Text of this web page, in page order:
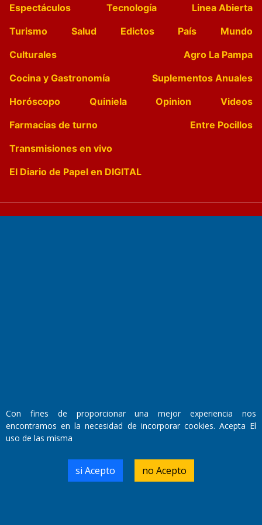
Espectáculos
Tecnología
Linea Abierta
Turismo
Salud Edictos País
Mundo
Culturales
Agro La Pampa
Cocina y Gastronomía
Suplementos Anuales
Horóscopo
Quiniela Opinion
Videos
Farmacias de turno
Entre Pocillos
Transmisiones en vivo
El Diario de Papel en DIGITAL
Domicilio Legal: José Ingenieros 855,
Número de Registro DNDA:
RL-2019-55551274-APN-DNDA#MJ
Con fines de proporcionar una mejor experiencia nos
encontramos en la necesidad de incorporar cookies. Acepta El
uso de las misma
si Acepto no Acepto